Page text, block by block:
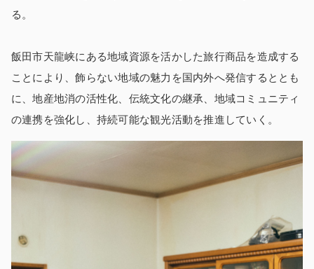
る。
飯田市天龍峡にある地域資源を活かした旅行商品を造成する
ことにより、飾らない地域の魅力を国内外へ発信するととも
に、地産地消の活性化、伝統文化の継承、地域コミュニティ
の連携を強化し、持続可能な観光活動を推進していく。